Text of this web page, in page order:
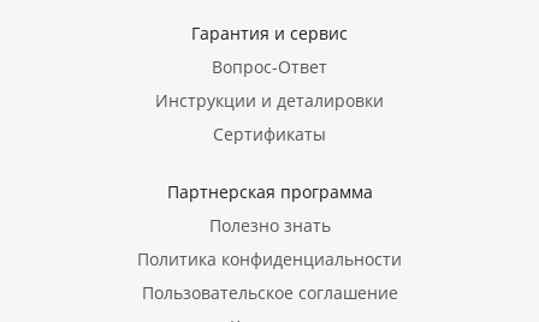
Гарантия и сервис
Вопрос-Ответ
Инструкции и деталировки
Сертификаты
Партнерская программа
Полезно знать
Политика конфиденциальности
Пользовательское соглашение